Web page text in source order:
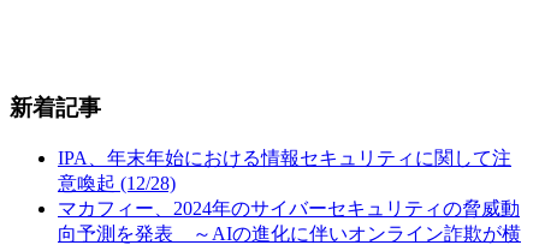
新着記事
IPA、年末年始における情報セキュリティに関して注
意喚起 (12/28)
マカフィー、2024年のサイバーセキュリティの脅威動
向予測を発表 ～AIの進化に伴いオンライン詐欺が横